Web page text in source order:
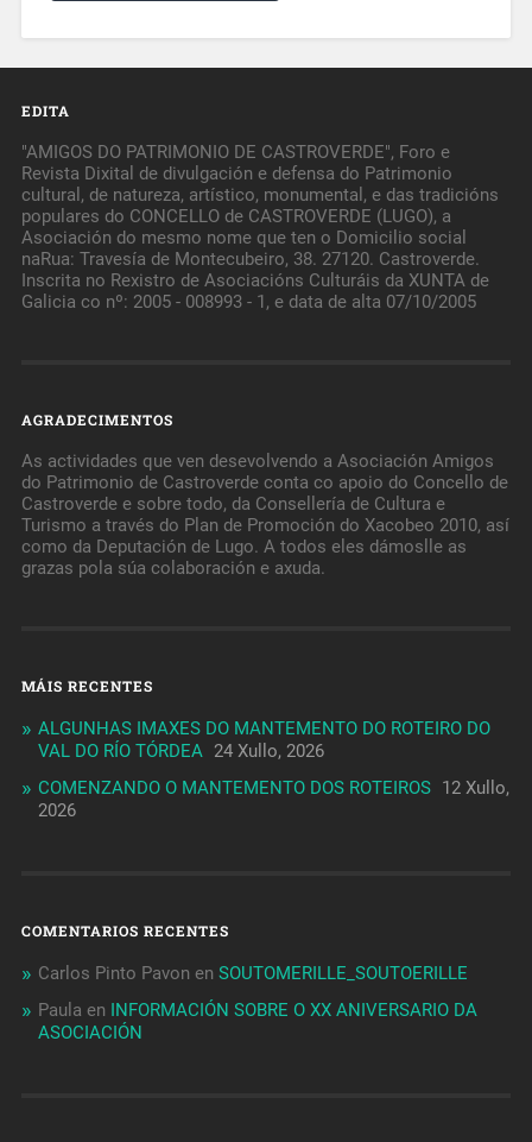
EDITA
"AMIGOS DO PATRIMONIO DE CASTROVERDE", Foro e
Revista Dixital de divulgación e defensa do Patrimonio
cultural, de natureza, artístico, monumental, e das tradicións
populares do CONCELLO de CASTROVERDE (LUGO), a
Asociación do mesmo nome que ten o Domicilio social
naRua: Travesía de Montecubeiro, 38. 27120. Castroverde.
Inscrita no Rexistro de Asociacións Culturáis da XUNTA de
Galicia co nº: 2005 - 008993 - 1, e data de alta 07/10/2005
AGRADECIMENTOS
As actividades que ven desevolvendo a Asociación Amigos
do Patrimonio de Castroverde conta co apoio do Concello de
Castroverde e sobre todo, da Consellería de Cultura e
Turismo a través do Plan de Promoción do Xacobeo 2010, así
como da Deputación de Lugo. A todos eles dámoslle as
grazas pola súa colaboración e axuda.
MÁIS RECENTES
ALGUNHAS IMAXES DO MANTEMENTO DO ROTEIRO DO
VAL DO RÍO TÓRDEA 24 Xullo, 2026
COMENZANDO O MANTEMENTO DOS ROTEIROS 12 Xullo,
2026
COMENTARIOS RECENTES
Carlos Pinto Pavon en SOUTOMERILLE_SOUTOERILLE
Paula en INFORMACIÓN SOBRE O XX ANIVERSARIO DA
ASOCIACIÓN